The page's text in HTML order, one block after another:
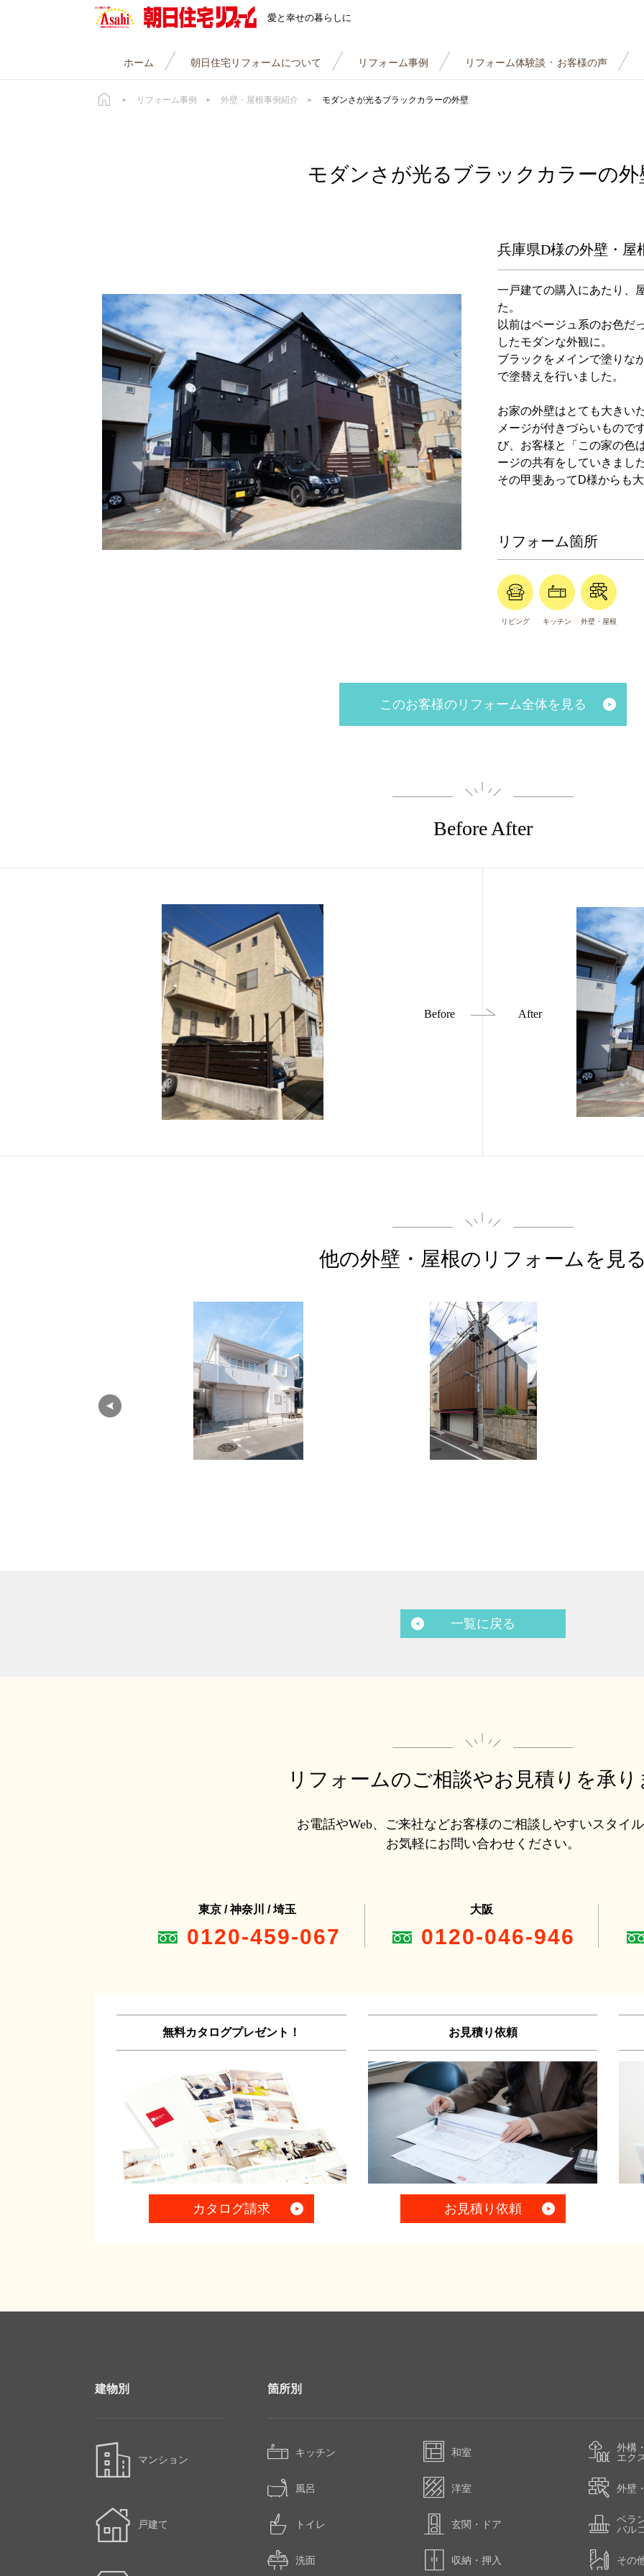
愛と幸せの暮らしに
ホーム 朝日住宅リフォームについて リフォーム事例 リフォーム体験談 ・ お客様の声
リフォーム事例 外壁・屋根事例紹介 モダンさが光るブラックカラーの外壁
モダンさが光るブラックカラーの外
兵庫県D様の外壁・屋
一戸建ての購入にあたり、
た。
以前はベージュ系のお色だ
したモダンな外観に。
ブラックをメインで塗りな
で塗替えを行いました。
お家の外壁はとても大きい
メージが付きづらいもので
び、お客様と「この家の色
ージの共有をしていきまし
その甲斐あってD様からも
リフォーム箇所
リビング キッチン 外壁・屋根
このお客様のリフォーム全体を見る
Before After
他の外壁・屋根の リフォームを見
一覧に戻る
リフォームのご相談やお見積りを承り
お電話やWeb、ご来社などお客様のご相談しやすいスタイ
お気軽にお問い合わせください。
東京 / 神奈川 / 埼玉
0120-459-067
大阪
0120-046-946
無料カタログプレゼント！
カタログ請求
お見積り依頼
お見積り依頼
建物別
マンション
戸建て
箇所別
キッチン
風呂
トイレ
洗面
和室
洋室
玄関・ドア
収納・押入
外構
エク
外壁
ベラ
バル
その